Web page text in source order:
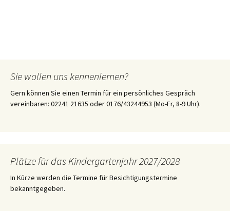
Sie wollen uns kennenlernen?
Gern können Sie einen Termin für ein persönliches Gespräch
vereinbaren: 02241 21635 oder 0176/43244953 (Mo-Fr, 8-9 Uhr).
Plätze für das Kindergartenjahr 2027/2028
In Kürze werden die Termine für Besichtigungstermine
bekanntgegeben.